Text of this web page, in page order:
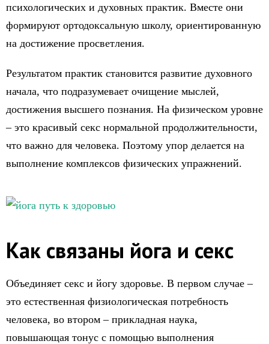
психологических и духовных практик. Вместе они
формируют ортодоксальную школу, ориентированную
на достижение просветления.
Результатом практик становится развитие духовного
начала, что подразумевает очищение мыслей,
достижения высшего познания. На физическом уровне
– это красивый секс нормальной продолжительности,
что важно для человека. Поэтому упор делается на
выполнение комплексов физических упражнений.
Как связаны йога и секс
Объединяет секс и йогу здоровье. В первом случае –
это естественная физиологическая потребность
человека, во втором – прикладная наука,
повышающая тонус с помощью выполнения